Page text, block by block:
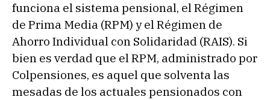
funciona el sistema pensional, el Régimen
de Prima Media (RPM) y el Régimen de
Ahorro Individual con Solidaridad (RAIS). Si
bien es verdad que el RPM, administrado por
Colpensiones, es aquel que solventa las
mesadas de los actuales pensionados con